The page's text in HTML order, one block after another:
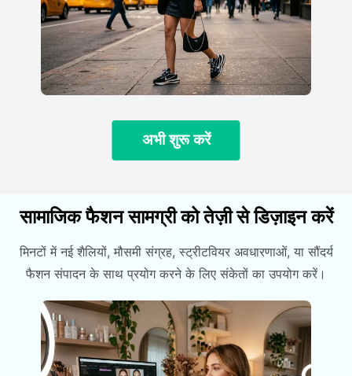
अभी शुरू करें
सामाजिक फैशन सामग्री को तेज़ी से डिज़ाइन करें
मिनटों में नई शैलियों, मौसमी संग्रह, स्ट्रीटवियर अवधारणाओं, या सौंदर्य
फैशन संपादन के साथ प्रयोग करने के लिए संकेतों का उपयोग करें।